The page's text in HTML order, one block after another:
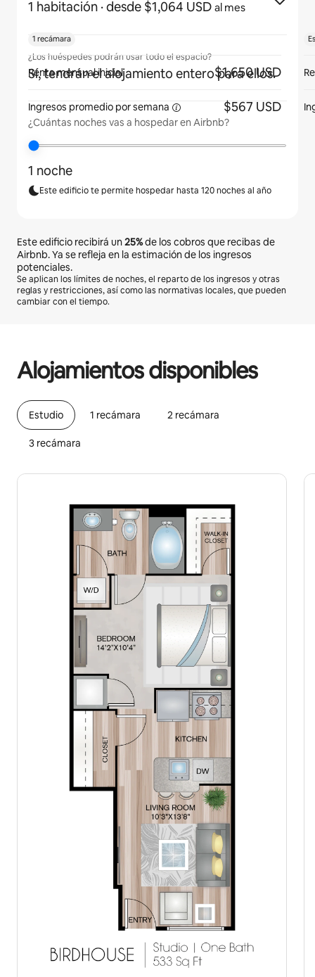
1 habitación · desde $1,064 USD al mes
¿Los huéspedes podrán usar todo el espacio?
Sí, tendrán el alojamiento entero para ellos.
¿Cuántas noches vas a hospedar en Airbnb?
1 noche
Este edificio te permite hospedar hasta 120 noches al año
Este edificio recibirá un25%de los cobros que recibas de
Airbnb. Ya se refleja en la estimación de los ingresos
potenciales.
Se aplican los límites de noches, el reparto de los ingresos y otras
reglas y restricciones, así como las normativas locales, que pueden
cambiar con el tiempo.
Alojamientos disponibles
Estudio 1 recámara 2 recámara
3 recámara
1 recámara
Renta mensual inicial $1,650 USD
Ingresos promedio porsemana $567 USD